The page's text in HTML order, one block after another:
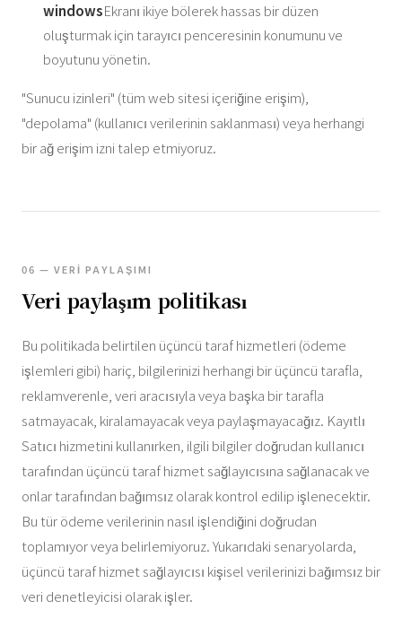
windowsEkranı ikiye bölerek hassas bir düzen
oluşturmak için tarayıcı penceresinin konumunu ve
boyutunu yönetin.
"Sunucu izinleri" (tüm web sitesi içeriğine erişim),
"depolama" (kullanıcı verilerinin saklanması) veya herhangi
bir ağ erişim izni talep etmiyoruz.
06 — VERI PAYLAŞIMI
Veri paylaşım politikası
Bu politikada belirtilen üçüncü taraf hizmetleri (ödeme
işlemleri gibi) hariç, bilgilerinizi herhangi bir üçüncü tarafla,
reklamverenle, veri aracısıyla veya başka bir tarafla
satmayacak, kiralamayacak veya paylaşmayacağız. Kayıtlı
Satıcı hizmetini kullanırken, ilgili bilgiler doğrudan kullanıcı
tarafından üçüncü taraf hizmet sağlayıcısına sağlanacak ve
onlar tarafından bağımsız olarak kontrol edilip işlenecektir.
Bu tür ödeme verilerinin nasıl işlendiğini doğrudan
toplamıyor veya belirlemiyoruz. Yukarıdaki senaryolarda,
üçüncü taraf hizmet sağlayıcısı kişisel verilerinizi bağımsız bir
veri denetleyicisi olarak işler.